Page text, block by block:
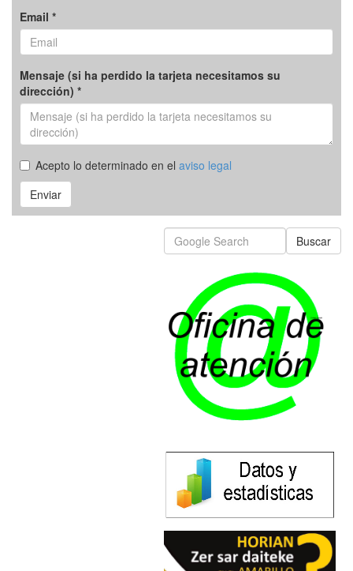
Email *
Mensaje (si ha perdido la tarjeta necesitamos su
dirección) *
Acepto lo determinado en el aviso legal
Enviar
Buscar